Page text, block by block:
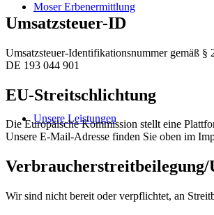
Moser Erbenermittlung
Unsere Leistungen
Umsatzsteuer-ID
Umsatzsteuer-Identifikationsnummer gemäß §
DE 193 044 901
EU-Streitschlichtung
Die Europäische Kommission stellt eine
Unsere E-Mail-Adresse finden Sie oben im
Wir sind nicht bereit oder verpflichtet, an